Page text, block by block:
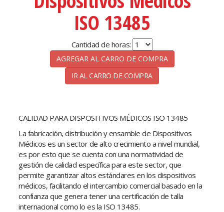
ISO 13485
Cantidad de horas:
IR AL CARRO DE COMPRA
CALIDAD PARA DISPOSITIVOS MÉDICOS ISO 13485
La fabricación, distribución y ensamble de Dispositivos
Médicos es un sector de alto crecimiento a nivel mundial,
es por esto que se cuenta con una normatividad de
gestión de calidad específica para este sector, que
permite garantizar altos estándares en los dispositivos
médicos, facilitando el intercambio comercial basado en la
confianza que genera tener una certificación de talla
internacional como lo es la ISO 13485.